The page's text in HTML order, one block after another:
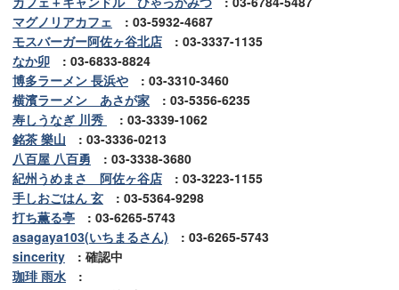
マグノリアカフェ
: 03-5932-4687
モスバーガー阿佐ヶ谷北店
: 03-3337-1135
なか卯
: 03-6833-8824
博多ラーメン 長浜や
: 03-3310-3460
横濱ラーメン あさが家
: 03-5356-6235
寿しうなぎ 川秀
: 03-3339-1062
銘茶 樂山
: 03-3336-0213
八百屋 八百勇
: 03-3338-3680
紀州うめまさ 阿佐ヶ谷店
: 03-3223-1155
手しおごはん 玄
: 03-5364-9298
打ち薫る亭
: 03-6265-5743
asagaya103(いちまるさん)
: 03-6265-5743
sincerity
: 確認中
珈琲 雨水
: